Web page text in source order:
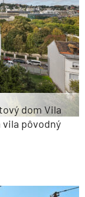
dom Vila
pôvodný